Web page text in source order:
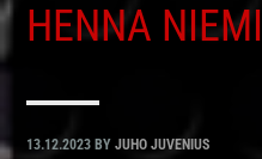
HENNA NIEMI
13.12.2023 BYJUHO JUVENIUS